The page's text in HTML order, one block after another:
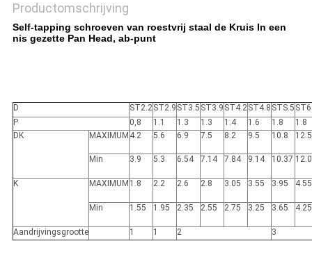
Productomschrijving
Self-tapping schroeven van roestvrij staal de Kruis In een
nis gezette Pan Head, ab-punt
D ST2.2ST2.9 ST3.5 ST3.9 ST4.2ST4.8 STS.5
P
0,8 1.1 1.3 1.3 1.4 1.6 1.8
1.8
DK
MAXIMUM 4.2 5.6 6.9 7.5 8.2 9.5 10.8 12.5
Min 3.9 5.3 6.54 7.14 7.84 9.14 10.37
K MAXIMUM 1.8 2.2 2.6 2.8 3.05 3.55 3.95 4.55
Min 1.55 1.95 2.35 2.55 2.75 3.25 3.65 4.25
Aandrijvingsgrootte 1 1 2 3